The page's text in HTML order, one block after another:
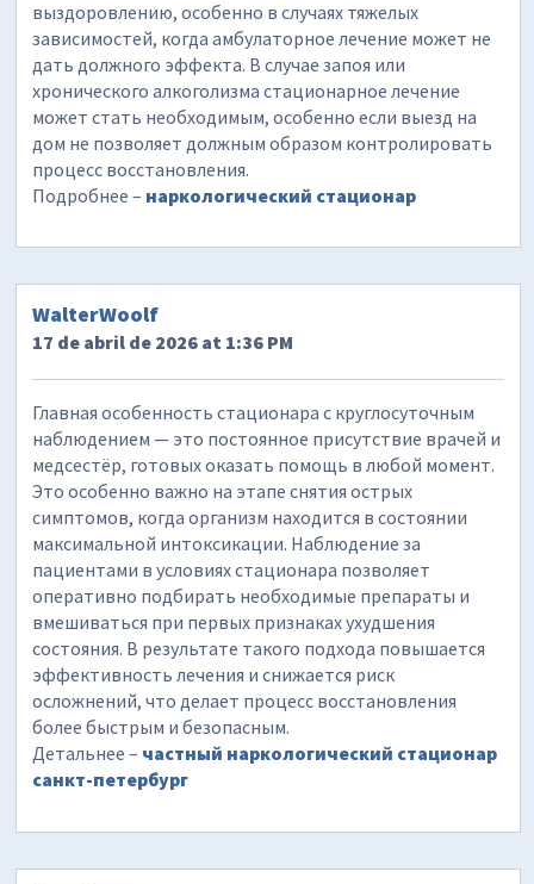
выздоровлению, особенно в случаях тяжелых
зависимостей, когда амбулаторное лечение может не
дать должного эффекта. В случае запоя или
хронического алкоголизма стационарное лечение
может стать необходимым, особенно если выезд на
дом не позволяет должным образом контролировать
процесс восстановления.
Подробнее – наркологический стационар
WalterWoolf
17 de abril de 2026 at 1:36 PM
Главная особенность стационара с круглосуточным
наблюдением — это постоянное присутствие врачей и
медсестёр, готовых оказать помощь в любой момент.
Это особенно важно на этапе снятия острых
симптомов, когда организм находится в состоянии
максимальной интоксикации. Наблюдение за
пациентами в условиях стационара позволяет
оперативно подбирать необходимые препараты и
вмешиваться при первых признаках ухудшения
состояния. В результате такого подхода повышается
эффективность лечения и снижается риск
осложнений, что делает процесс восстановления
более быстрым и безопасным.
Детальнее – частный наркологический стационар
санкт-петербург